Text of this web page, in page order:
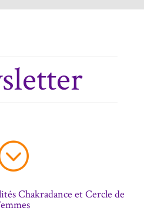
Chakradance et Cercle de